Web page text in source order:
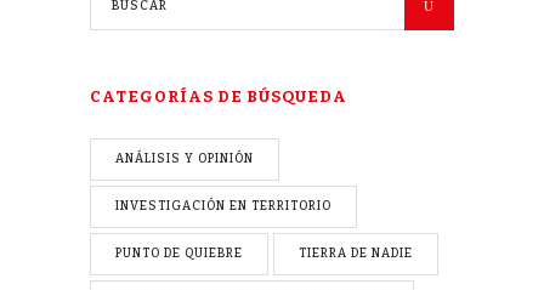
CATEGORÍAS DE BÚSQUEDA
ANÁLISIS Y OPINIÓN
INVESTIGACIÓN EN TERRITORIO
PUNTO DE QUIEBRE TIERRA DE NADIE